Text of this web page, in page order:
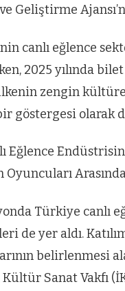
ve Geliştirme
canlı eğlence
2025 yılında
zengin
göstergesi olarak
Eğlence
Oyuncuları
Türkiye canlı
de yer aldı.
belirlenmesi
Sanat Vakfı